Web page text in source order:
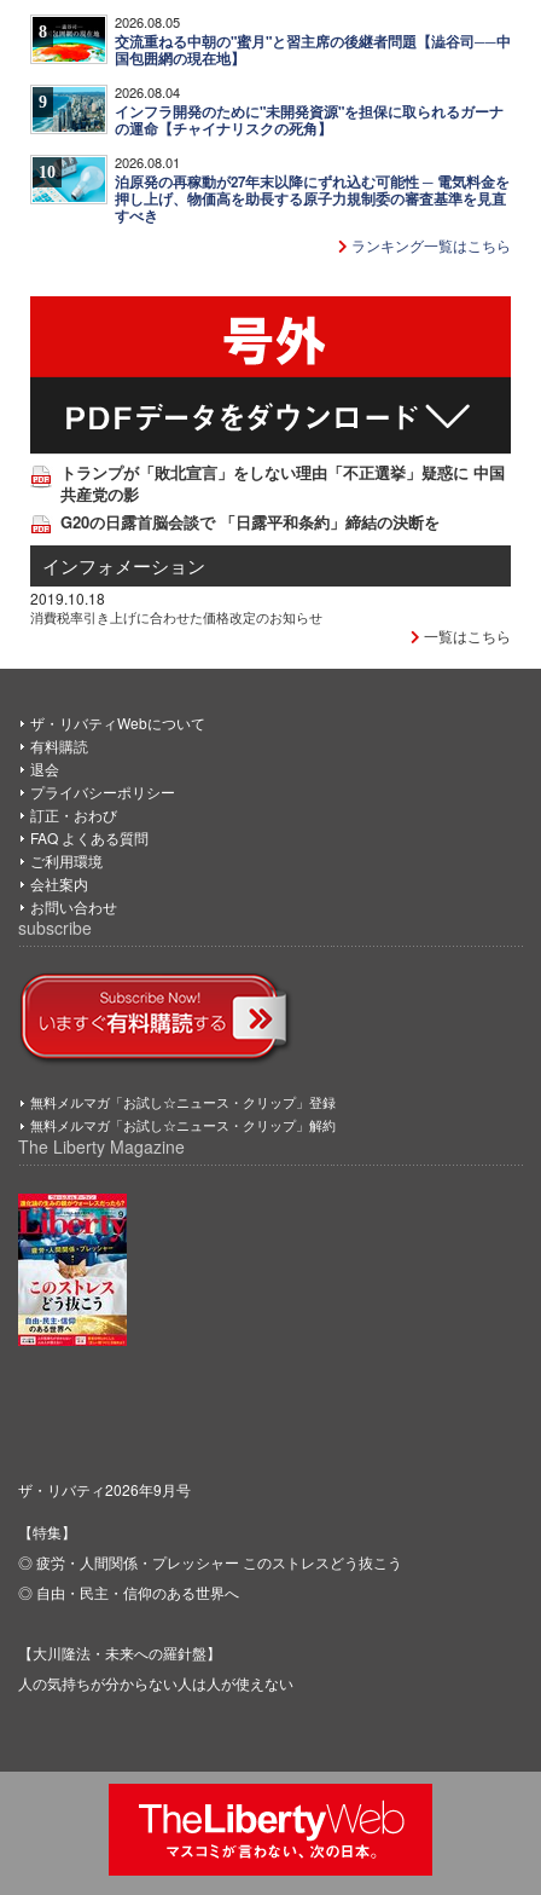
8 2026.08.05
交流重ねる中朝の"蜜月"と習主席の後継者問題【澁谷司──中
国包囲網の現在地】
9 2026.08.04
インフラ開発のために"未開発資源"を担保に取られるガーナ
の運命【チャイナリスクの死角】
10 2026.08.01
泊原発の再稼動が27年末以降にずれ込む可能性 ─ 電気料金を
押し上げ、物価高を助長する原子力規制委の審査基準を見直
すべき
ランキング一覧はこちら
トランプが「敗北宣言」をしない理由「不正選挙」疑惑に 中国
共産党の影
G20の日露首脳会談で 「日露平和条約」締結の決断を
インフォメーション
2019.10.18
消費税率引き上げに合わせた価格改定のお知らせ
一覧はこちら
ザ・リバティWebについて
有料購読
退会
プライバシーポリシー
訂正・おわび
FAQ よくある質問
ご利用環境
会社案内
お問い合わせ
subscribe
無料メルマガ「お試し☆ニュース・クリップ」登録
無料メルマガ「お試し☆ニュース・クリップ」解約
The Liberty Magazine
ザ・リバティ2026年9月号
【特集】
◎ 疲労・人間関係・プレッシャー このストレスどう抜こう
◎ 自由・民主・信仰のある世界へ
【大川隆法・未来への羅針盤】
人の気持ちが分からない人は人が使えない